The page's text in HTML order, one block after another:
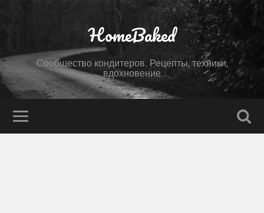
HomeBaked
Сообщество кондитеров. Рецепты, техники,
вдохновение